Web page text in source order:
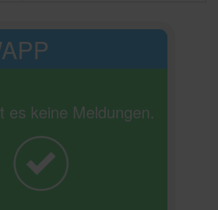
es keine Meldungen.